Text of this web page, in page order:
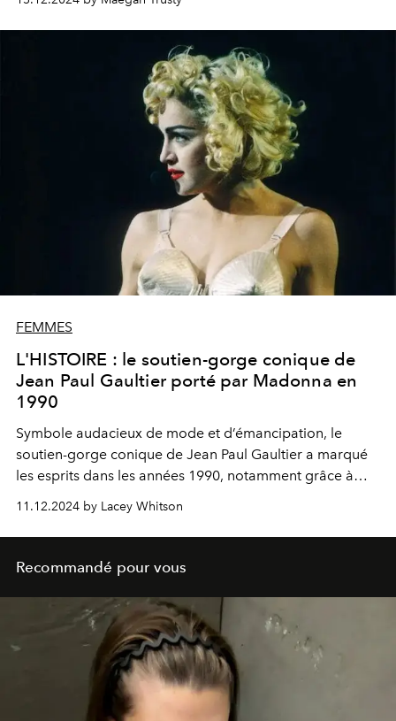
FEMMES
L'HISTOIRE : le soutien-gorge conique de
Jean Paul Gaultier porté par Madonna en
1990
Symbole audacieux de mode et d’émancipation, le
soutien-gorge conique de Jean Paul Gaultier a marqué
les esprits dans les années 1990, notamment grâce à
Madonna, qui l’a porté lors de sa tournée "Blond
Ambition", redéfinissant ainsi les frontières entre style et
provocation.
11.12.2024 by Lacey Whitson
Recommandé pour vous